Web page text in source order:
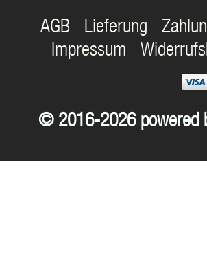
AGB Lieferung
Impressum
© 2016-2026 powered